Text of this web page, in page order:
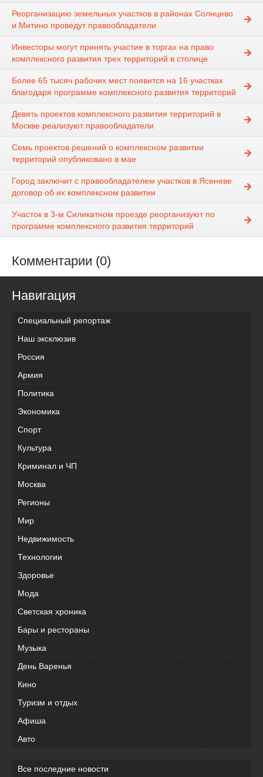
Реорганизацию земельных участков в районах Солнцево
и Митино проведут правообладатели
Инвесторы могут принять участие в торгах на право
комплексного развития трех территорий в столице
Более 65 тысяч рабочих мест появится на 16 участках
благодаря программе комплексного развития территорий
Девять проектов комплексного развития территорий в
Москве реализуют правообладатели
Семь проектов решений о комплексном развитии
территорий опубликовано в мае
Город заключит с правообладателем участков в Ясеневе
договор об их комплексном развитии
Участок в 3-м Силикатном проезде реорганизуют по
программе комплексного развития территорий
Комментарии (0)
Навигация
Специальный репортаж
Наш эксклюзив
Россия
Армия
Политика
Экономика
Спорт
Культура
Криминал и ЧП
Москва
Регионы
Мир
Недвижимость
Технологии
Здоровье
Мода
Светская хроника
Бары и рестораны
Музыка
День Варенья
Кино
Туризм и отдых
Афиша
Авто
Все последние новости